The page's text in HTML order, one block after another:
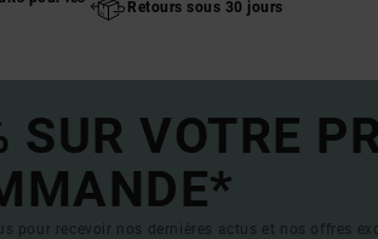
Retours sous 30 jours
SUR VOTRE
pour recevoir nos dernières actus et nos offres